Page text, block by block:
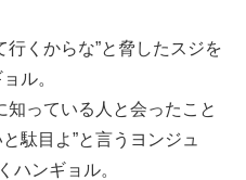
行くからな”と脅したスジを
ル。
知っている人と会ったこと
駄目よ”と言うヨンジュ
ハンギョル。